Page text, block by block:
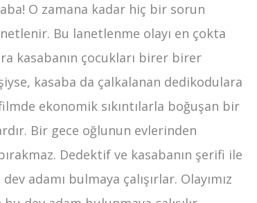
O zamana kadar hiç bir sorun
Bu lanetlenme olayı en çokta
kasabanın çocukları birer birer
kasaba da çalkalanan dedikodulara
ekonomik sıkıntılarla boğuşan bir
Bir gece oğlunun evlerinden
Dedektif ve kasabanın şerifi ile
adamı bulmaya çalışırlar. Olayımız